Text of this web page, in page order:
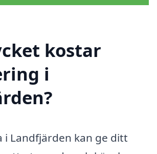
kostar
i
i Landfjärden kan ge ditt